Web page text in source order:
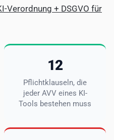
Verordnung + DSGVO für
12
Pflichtklauseln, die
jeder AVV eines KI-
Tools bestehen muss